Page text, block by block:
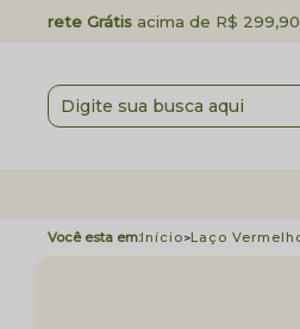
Frete Grátis acima de R$
Início Laço